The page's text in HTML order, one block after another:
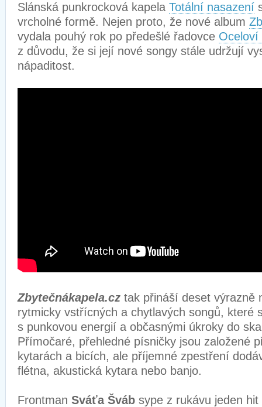
Slánská punkrocková kapela Totální nasazení
vrcholné formě. Nejen proto, že nové album
vydala pouhý rok po předešlé řadovce Oceloví
z důvodu, že si její nové songy stále udržují
nápaditost.
Zbytečnákapela.cz tak přináší deset výrazně
rytmicky vstřícných a chytlavých songů, které
s punkovou energií a občasnými úkroky do
Přímočaré, přehledné písničky jsou založené
kytarách a bicích, ale příjemné zpestření
flétna, akustická kytara nebo banjo.
Frontman Sváťa Šváb sype z rukávu jeden